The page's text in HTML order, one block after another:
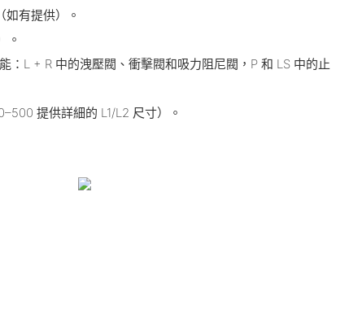
有提供）。
。
：L + R 中的洩壓閥、衝擊閥和吸力阻尼閥，P 和 LS 中的止
提供詳細的 L1/L2 尺寸）。